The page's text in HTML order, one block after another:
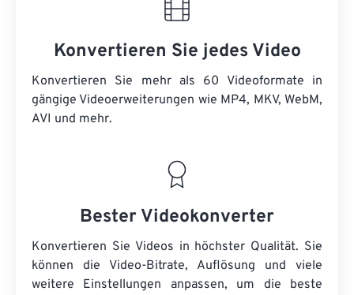
Konvertieren Sie jedes Video
Konvertieren Sie mehr als 60 Videoformate in
gängige Videoerweiterungen wie MP4, MKV, WebM,
AVI und mehr.
Bester Videokonverter
Konvertieren Sie Videos in höchster Qualität. Sie
können die Video-Bitrate, Auflösung und viele
weitere Einstellungen anpassen, um die beste